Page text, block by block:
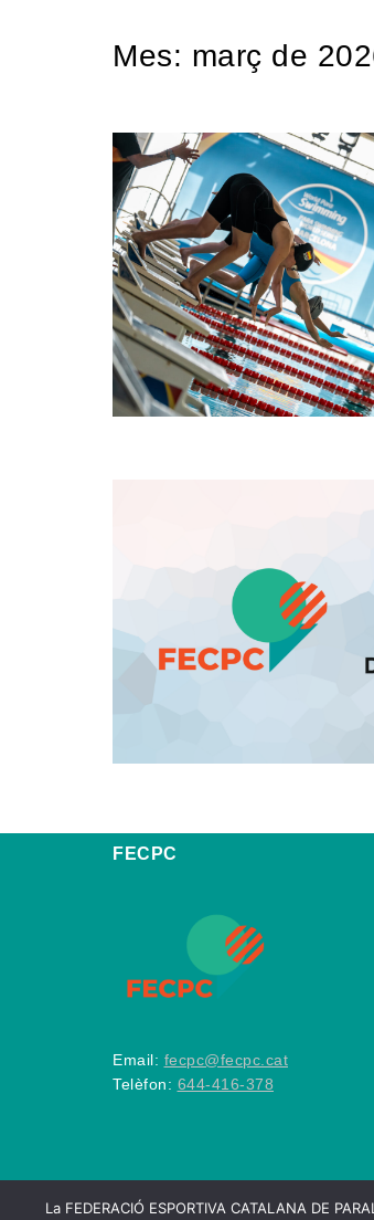
Mes: març de
FECPC
Email: fecpc@fecpc.cat
Telèfon: 644-416-378
La FEDERACIÓ ESPORTIVA CATALANA DE